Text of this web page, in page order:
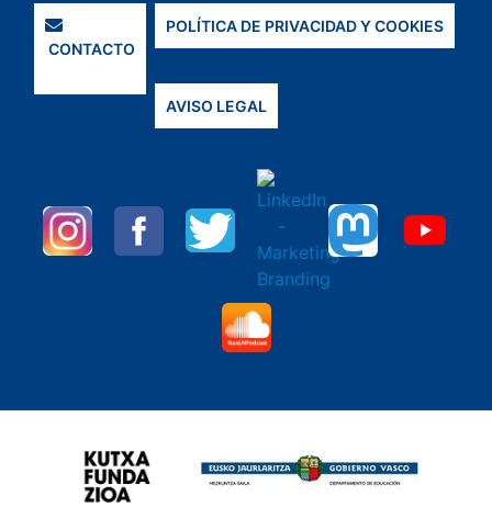
CONTACTO
POLÍTICA DE PRIVACIDAD Y COOKIES
AVISO LEGAL